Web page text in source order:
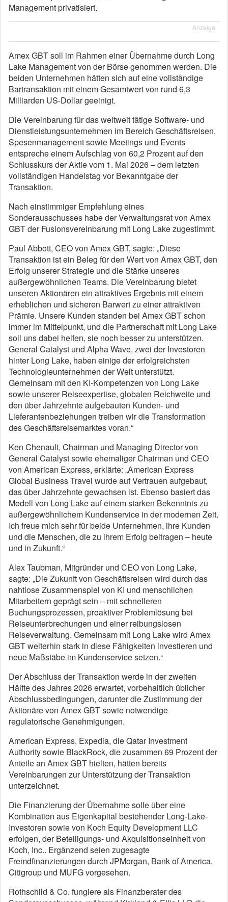
Management privatisiert.
Anzeige
Amex GBT soll im Rahmen einer Übernahme durch Long
Lake Management von der Börse genommen werden. Die
beiden Unternehmen hätten sich auf eine vollständige
Bartransaktion mit einem Gesamtwert von rund 6,3
Milliarden US-Dollar geeinigt.
Die Vereinbarung für das weltweit tätige Software- und
Dienstleistungsunternehmen im Bereich Geschäftsreisen,
Spesenmanagement sowie Meetings und Events
entspreche einem Aufschlag von 60,2 Prozent auf den
Schlusskurs der Aktie vom 1. Mai 2026 – dem letzten
vollständigen Handelstag vor Bekanntgabe der
Transaktion.
Nach einstimmiger Empfehlung eines
Sonderausschusses habe der Verwaltungsrat von Amex
GBT der Fusionsvereinbarung mit Long Lake zugestimmt.
Paul Abbott, CEO von Amex GBT, sagte: „Diese
Transaktion ist ein Beleg für den Wert von Amex GBT, den
Erfolg unserer Strategie und die Stärke unseres
außergewöhnlichen Teams. Die Vereinbarung bietet
unseren Aktionären ein attraktives Ergebnis mit einem
erheblichen und sicheren Barwert zu einer attraktiven
Prämie. Unsere Kunden standen bei Amex GBT schon
immer im Mittelpunkt, und die Partnerschaft mit Long Lake
soll uns dabei helfen, sie noch besser zu unterstützen.
General Catalyst und Alpha Wave, zwei der Investoren
hinter Long Lake, haben einige der erfolgreichsten
Technologieunternehmen der Welt unterstützt.
Gemeinsam mit den KI-Kompetenzen von Long Lake
sowie unserer Reiseexpertise, globalen Reichweite und
den über Jahrzehnte aufgebauten Kunden- und
Lieferantenbeziehungen treiben wir die Transformation
des Geschäftsreisemarktes voran.“
Ken Chenault, Chairman und Managing Director von
General Catalyst sowie ehemaliger Chairman und CEO
von American Express, erklärte: „American Express
Global Business Travel wurde auf Vertrauen aufgebaut,
das über Jahrzehnte gewachsen ist. Ebenso basiert das
Modell von Long Lake auf einem starken Bekenntnis zu
außergewöhnlichem Kundenservice in der modernen Zeit.
Ich freue mich sehr für beide Unternehmen, ihre Kunden
und die Menschen, die zu ihrem Erfolg beitragen – heute
und in Zukunft.“
Alex Taubman, Mitgründer und CEO von Long Lake,
sagte: „Die Zukunft von Geschäftsreisen wird durch das
nahtlose Zusammenspiel von KI und menschlichen
Mitarbeitern geprägt sein – mit schnelleren
Buchungsprozessen, proaktiver Problemlösung bei
Reiseunterbrechungen und einer reibungslosen
Reiseverwaltung. Gemeinsam mit Long Lake wird Amex
GBT weiterhin stark in diese Fähigkeiten investieren und
neue Maßstäbe im Kundenservice setzen.“
Der Abschluss der Transaktion werde in der zweiten
Hälfte des Jahres 2026 erwartet, vorbehaltlich üblicher
Abschlussbedingungen, darunter die Zustimmung der
Aktionäre von Amex GBT sowie notwendige
regulatorische Genehmigungen.
American Express, Expedia, die Qatar Investment
Authority sowie BlackRock, die zusammen 69 Prozent der
Anteile an Amex GBT hielten, hätten bereits
Vereinbarungen zur Unterstützung der Transaktion
unterzeichnet.
Die Finanzierung der Übernahme solle über eine
Kombination aus Eigenkapital bestehender Long-Lake-
Investoren sowie von Koch Equity Development LLC
erfolgen, der Beteiligungs- und Akquisitionseinheit von
Koch, Inc.. Ergänzend seien zugesagte
Fremdfinanzierungen durch JPMorgan, Bank of America,
Citigroup und MUFG vorgesehen.
Rothschild & Co. fungiere als Finanzberater des